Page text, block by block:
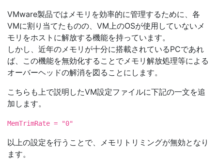
VMware製品ではメモリを効率的に管理するために、各
VMに割り当てたものの、VM上のOSが使用していないメ
モリをホストに解放する機能を持っています。
しかし、近年のメモリが十分に搭載されているPCであれ
ば、この機能を無効化することでメモリ解放処理等による
オーバーヘッドの解消を図ることにします。
こちらも上で説明したVM設定ファイルに下記の一文を追
加します。
MemTrimRate = "0"
以上の設定を行うことで、メモリトリミングが無効となり
ます。